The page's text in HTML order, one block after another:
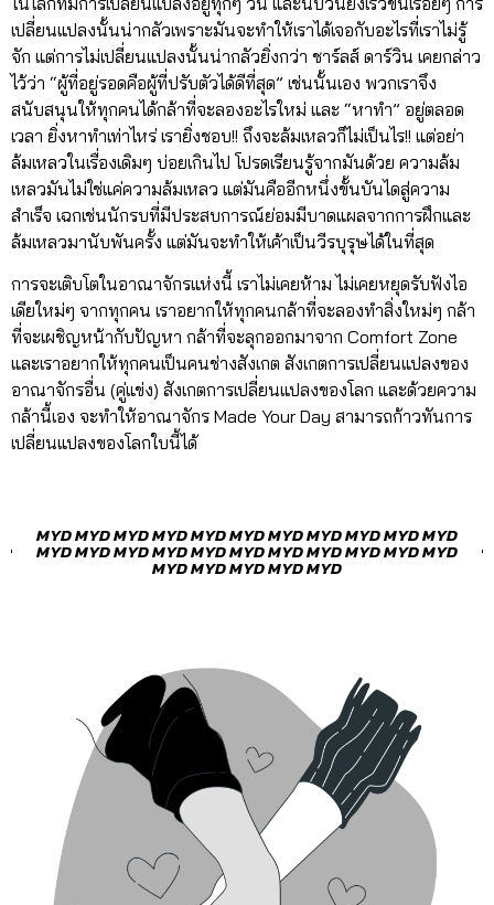
เปลี่ยนแปลงนั้นน่ากลัวเพราะมันจะทำให้เราได้เจอกับอะไรที่เราไม่รู้
จัก แต่การไม่เปลี่ยนแปลงนั้นน่ากลัวยิ่งกว่า ชาร์ลส์ ดาร์วิน เคยกล่าว
ไว้ว่า “ผู้ที่อยู่รอดคือผู้ที่ปรับตัวได้ดีที่สุด” เช่นนั้นเอง พวกเราจึง
สนับสนุนให้ทุกคนได้กล้าที่จะลองอะไรใหม่ และ “หาทำ” อยู่ตลอด
เวลา ยิ่งหาทำเท่าไหร่ เรายิ่งชอบ!! ถึงจะล้มเหลวก็ไม่เป็นไร!! แต่อย่า
ล้มเหลวในเรื่องเดิมๆ บ่อยเกินไป โปรดเรียนรู้จากมันด้วย ความล้ม
เหลวมันไม่ใช่แค่ความล้มเหลว แต่มันคืออีกหนึ่งขั้นบันไดสู่ความ
สำเร็จ เฉกเช่นนักรบที่มีประสบการณ์ย่อมมีบาดแผลจากการฝึกและ
ล้มเหลวมานับพันครั้ง แต่มันจะทำให้เค้าเป็นวีรบุรุษได้ในที่สุด
การจะเติบโตในอาณาจักรแห่งนี้ เราไม่เคยห้าม ไม่เคยหยุดรับฟังไอ
เดียใหม่ๆ จากทุกคน เราอยากให้ทุกคนกล้าที่จะลองทำสิ่งใหม่ๆ กล้า
ที่จะเผชิญหน้ากับปัญหา กล้าที่จะลุกออกมาจาก Comfort Zone
และเราอยากให้ทุกคนเป็นคนช่างสังเกต สังเกตการเปลี่ยนแปลงของ
อาณาจักรอื่น (คู่แข่ง) สังเกตการเปลี่ยนแปลงของโลก และด้วยความ
กล้านี้เอง จะทำให้อาณาจักร Made Your Day สามารถก้าวทันการ
เปลี่ยนแปลงของโลกใบนี้ได้
MYD MYD MYD MYD MYD MYD MYD MYD MYD MYD MYD
MYD MYD MYD MYD MYD MYD MYD MYD MYD MYD MYD
MYD MYD MYD MYD MYD